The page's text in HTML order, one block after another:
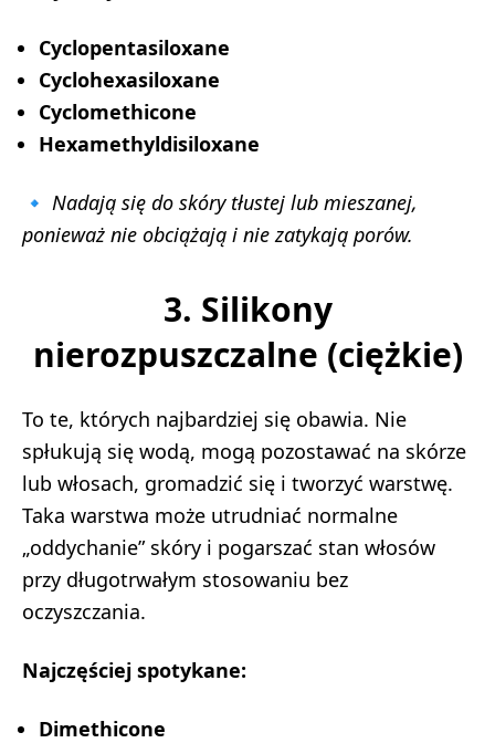
Cyclopentasiloxane
Cyclohexasiloxane
Cyclomethicone
Hexamethyldisiloxane
🔹 Nadają się do skóry tłustej lub mieszanej,
ponieważ nie obciążają i nie zatykają porów.
3. Silikony
nierozpuszczalne (ciężkie)
To te, których najbardziej się obawia. Nie
spłukują się wodą, mogą pozostawać na skórze
lub włosach, gromadzić się i tworzyć warstwę.
Taka warstwa może utrudniać normalne
„oddychanie” skóry i pogarszać stan włosów
przy długotrwałym stosowaniu bez
oczyszczania.
Najczęściej spotykane:
Dimethicone